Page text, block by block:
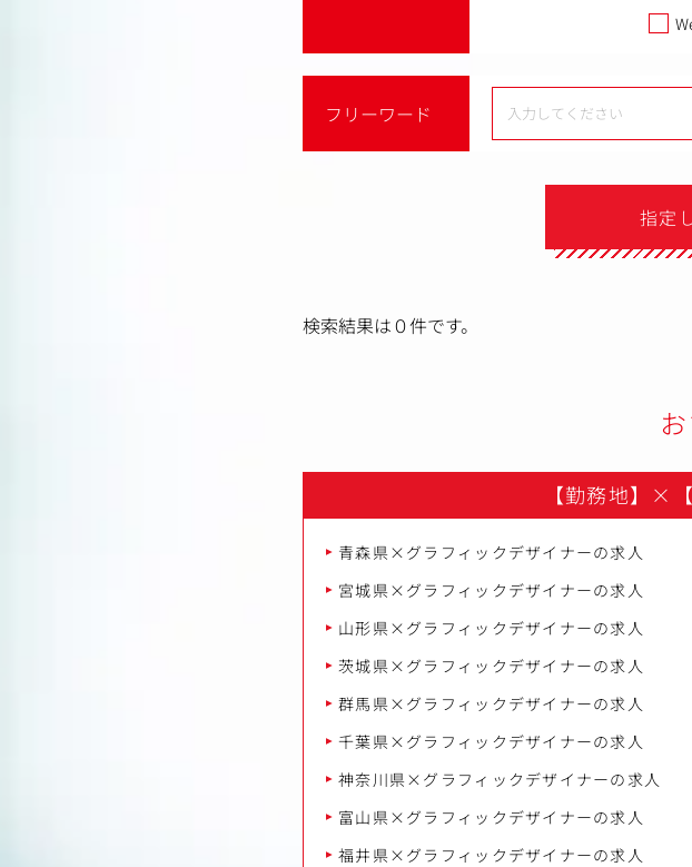
フリーワード
指定
検索結果は０件です。
【勤務地】 ×
青森県×グラフィックデザイナーの求人
宮城県×グラフィックデザイナーの求人
山形県×グラフィックデザイナーの求人
茨城県×グラフィックデザイナーの求人
群馬県×グラフィックデザイナーの求人
千葉県×グラフィックデザイナーの求人
神奈川県×グラフィックデザイナーの求人
富山県×グラフィックデザイナーの求人
福井県×グラフィックデザイナーの求人